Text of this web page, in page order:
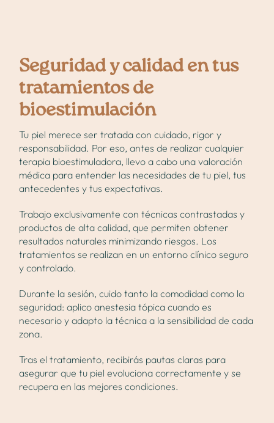
Seguridad y calidad en tus
tratamientos de
bioestimulación
Tu piel merece ser tratada con cuidado, rigor y
responsabilidad. Por eso, antes de realizar cualquier
terapia bioestimuladora, llevo a cabo una valoración
médica para entender las necesidades de tu piel, tus
antecedentes y tus expectativas.
Trabajo exclusivamente con técnicas contrastadas y
productos de alta calidad, que permiten obtener
resultados naturales minimizando riesgos. Los
tratamientos se realizan en un entorno clínico seguro
y controlado.
Durante la sesión, cuido tanto la comodidad como la
seguridad: aplico anestesia tópica cuando es
necesario y adapto la técnica a la sensibilidad de cada
zona.
Tras el tratamiento, recibirás pautas claras para
asegurar que tu piel evoluciona correctamente y se
recupera en las mejores condiciones.